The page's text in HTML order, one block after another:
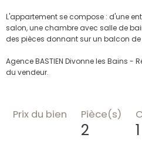
L'appartement se compose : d'une
salon, une chambre avec salle de
des pièces donnant sur un balcon de
Agence BASTIEN Divonne les Bains -
du vendeur.
Prix du bien Pièce(s)
2 1